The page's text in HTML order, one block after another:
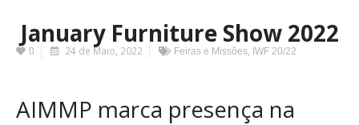
January Furniture Show 2022
0 24 de Maio, 2022 Feiras e Missões IWF 20/22
AIMMP marca presença na